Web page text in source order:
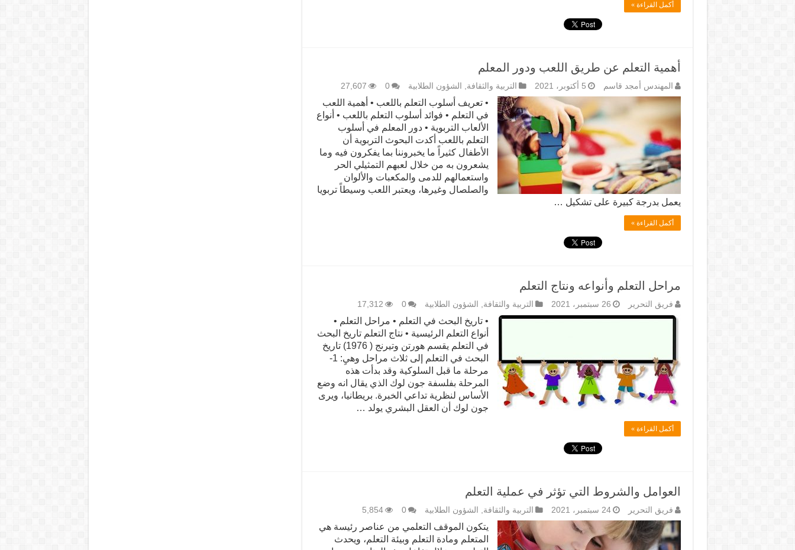
أكمل القراءة »
أهمية التعلم عن طريق اللعب ودور المعلم
المهندس أمجد قاسم 5 أكتوبر، 2021 التربية والثقافة, الشؤون الطلابية 0
27,607
• تعريف أسلوب التعلم باللعب • أهمية اللعب
في التعلم • فوائد أسلوب التعلم باللعب • أنواع
الألعاب التربوية • دور المعلم في أسلوب
التعلم باللعب أكدت البحوث التربوية أن
الأطفال كثيراً ما يخبروننا بما يفكرون فيه وما
يشعرون به من خلال لعبهم التمثيلي الحر
واستعمالهم للدمى والمكعبات والألوان
والصلصال وغيرها، ويعتبر اللعب وسيطاً تربويا
يعمل بدرجة كبيرة على تشكيل …
أكمل القراءة »
مراحل التعلم وأنواعه ونتاج التعلم
فريق التحرير 26 سبتمبر، 2021 التربية والثقافة, الشؤون الطلابية 0
17,312
• تاريخ البحث في التعلم • مراحل التعلم •
أنواع التعلم الرئيسية • نتاج التعلم تاريخ البحث
في التعلم يقسم هورتن وتيرنج ( 1976) تاريخ
البحث في التعلم إلى ثلاث مراحل وهيِ: 1-
مرحلة ما قبل السلوكية وقد بدأت هذه
المرحلة بفلسفة جون لوك الذي يقال انه وضع
الأساس لنظرية تداعي الخبرة. بريطانيا، ويرى
جون لوك أن العقل البشري يولد …
أكمل القراءة »
العوامل والشروط التي تؤثر في عملية التعلم
فريق التحرير 24 سبتمبر، 2021 التربية والثقافة, الشؤون الطلابية 0
5,854
يتكون الموقف التعلمي من عناصر رئيسة هي
المتعلم ومادة التعلم وبيئة التعلم، ويحدث